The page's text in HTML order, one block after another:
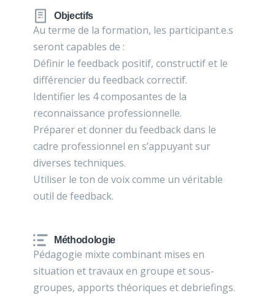
Objectifs
Au terme de la formation, les participant.e.s
seront capables de :
Définir le feedback positif, constructif et le
différencier du feedback correctif.
Identifier les 4 composantes de la
reconnaissance professionnelle.
Préparer et donner du feedback dans le
cadre professionnel en s’appuyant sur
diverses techniques.
Utiliser le ton de voix comme un véritable
outil de feedback.
Méthodologie
Pédagogie mixte combinant mises en
situation et travaux en groupe et sous-
groupes, apports théoriques et debriefings.